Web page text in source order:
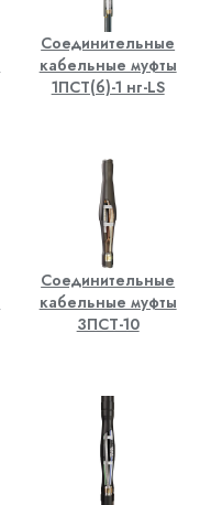
Соединительные
кабельные муфты
1ПCТ(б)-1 нг-LS
Соединительные
кабельные муфты
3ПСТ-10